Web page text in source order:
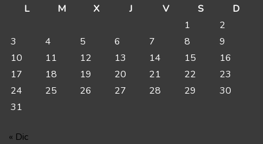
L
M X J V S
D
1
2
3
4 5 6 7 8
9
10
11 12 13 14 15
16
17
18 19 20 21 22
23
24
25 26 27 28 29
30
31
« Dic